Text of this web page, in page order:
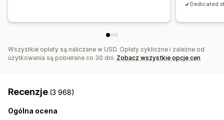
Listy zarejestrowanych numerów do wysyłania SMS-ów
Wyzwalacze i reguły Automatyzacje Targetowanie
Śledzenie
Analizy Testy A/B
Dedicated
Wszystkie opłaty są naliczane w USD. Opłaty cykliczne i zależne od
użytkowania są pobierane co 30 dni. Zobacz wszystkie opcje cen
Recenzje (3 968)
Ogólna ocena